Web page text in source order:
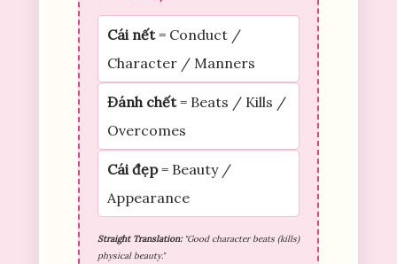
Cái nết= Conduct /
Character / Manners
Đánh chết= Beats / Kills /
Overcomes
Cái đẹp= Beauty /
Appearance
Straight Translation:"Good character beats (kills)
physical beauty."